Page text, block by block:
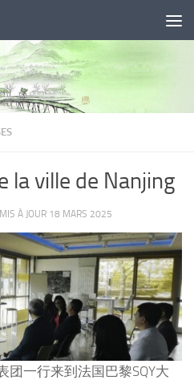
la ville de Nanjing
MIS À JOUR 18 MARS 2025
一行来到法国巴黎SQY大